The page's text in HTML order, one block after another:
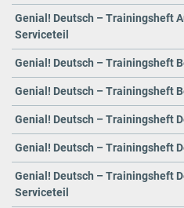
Genial! Deutsch – Trainingsheft
Serviceteil
Genial! Deutsch – Trainingsheft
Genial! Deutsch – Trainingsheft
Genial! Deutsch – Trainingsheft
Genial! Deutsch – Trainingsheft
Genial! Deutsch – Trainingsheft
Serviceteil